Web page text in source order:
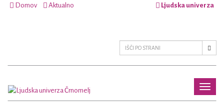
Domov Aktualno Ljudska univerza